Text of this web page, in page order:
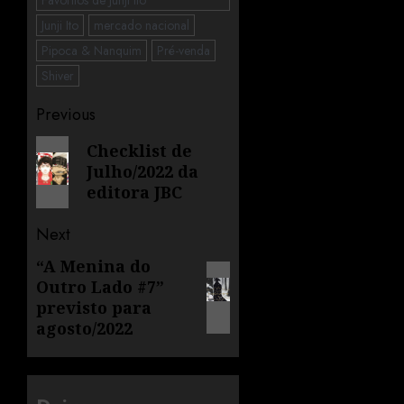
Junji Ito
mercado nacional
Pipoca & Nanquim
Pré-venda
Shiver
Previous
Checklist de
Julho/2022 da
editora JBC
Next
“A Menina do
Outro Lado #7”
previsto para
agosto/2022